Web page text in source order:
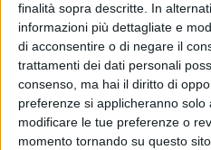
finalità sopra descritte. In
informazioni più dettagliate e
di acconsentire o di negare il
trattamenti dei dati personali
consenso, ma hai il diritto di
preferenze si applicheranno solo
modificare le tue preferenze o
momento tornando su questo
Oggi, domenica 14 settembre,
della Vergine Addolorata con
sul trono allestito al teatro
processionalmente dopo la
traslazione che sarà
"Biagio Abbate".